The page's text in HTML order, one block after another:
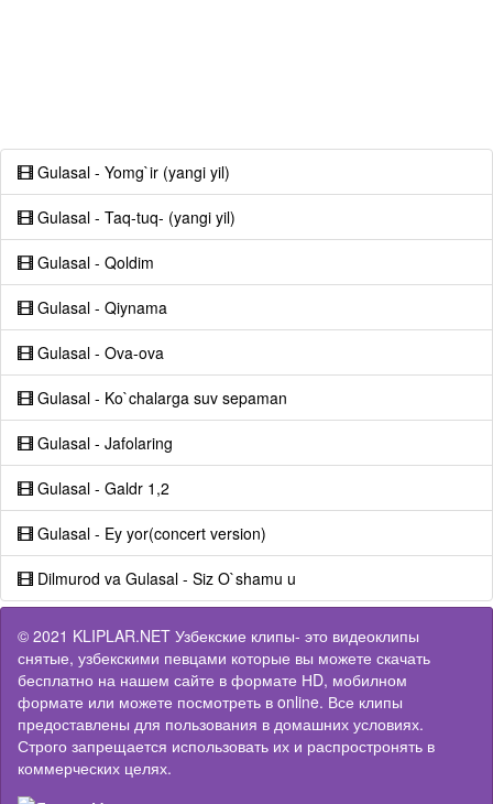
Gulasal - Yomg`ir (yangi yil)
Gulasal - Taq-tuq- (yangi yil)
Gulasal - Qoldim
Gulasal - Qiynama
Gulasal - Ova-ova
Gulasal - Ko`chalarga suv sepaman
Gulasal - Jafolaring
Gulasal - Galdr 1,2
Gulasal - Ey yor(concert version)
Dilmurod va Gulasal - Siz O`shamu u
© 2021 KLIPLAR.NET Узбекские клипы- это видеоклипы
снятые, узбекскими певцами которые вы можете скачать
бесплатно на нашем сайте в формате НD, мобилном
формате или можете посмотреть в online. Все клипы
предоставлены для пользования в домашних условиях.
Строго запрещается использовать их и распростронять в
коммерческих целях.